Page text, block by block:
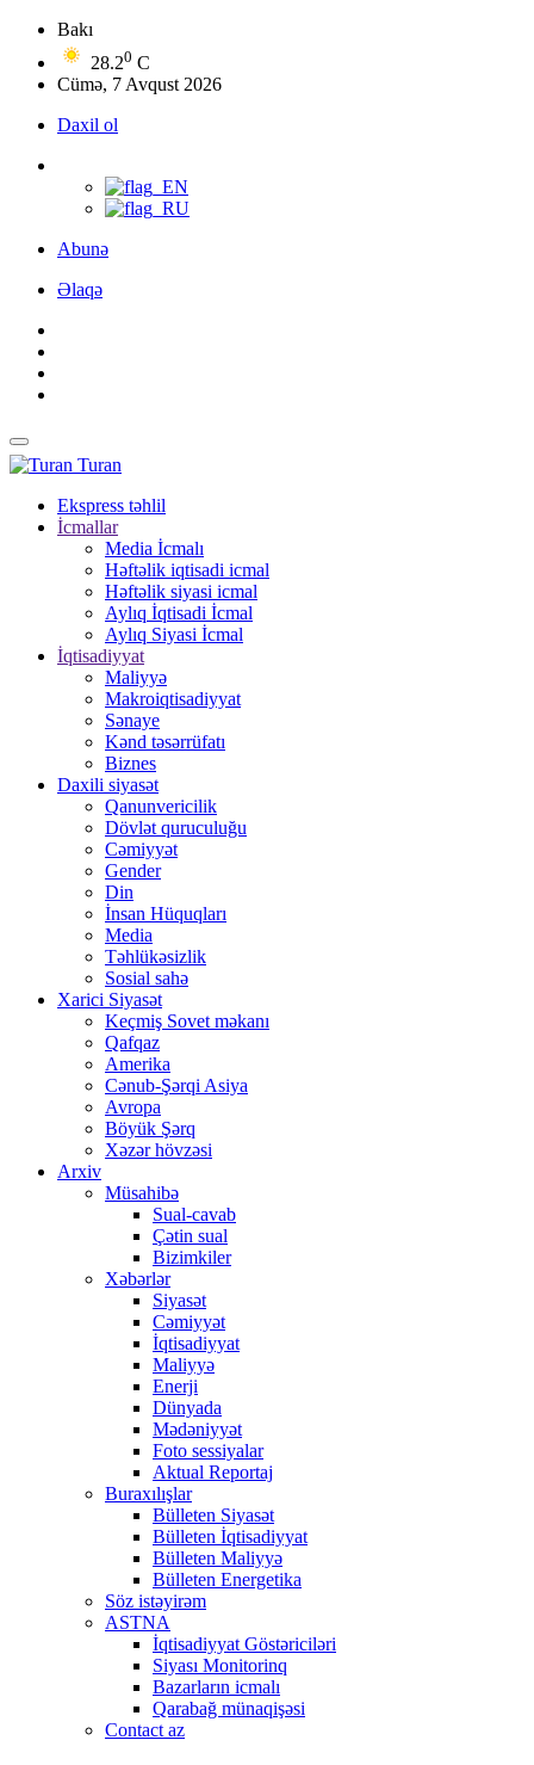
Bakı
28.20 C
Cümə, 7 Avqust 2026
Daxil ol
Abunə
Əlaqə
Turan
Ekspress təhlil
İcmallar
Media İcmalı
Həftəlik iqtisadi icmal
Həftəlik siyasi icmal
Aylıq İqtisadi İcmal
Aylıq Siyasi İcmal
İqtisadiyyat
Maliyyə
Makroiqtisadiyyat
Sənaye
Kənd təsərrüfatı
Biznes
Daxili siyasət
Qanunvericilik
Dövlət quruculuğu
Cəmiyyət
Gender
Din
İnsan Hüquqları
Media
Təhlükəsizlik
Sosial sahə
Xarici Siyasət
Keçmiş Sovet məkanı
Qafqaz
Amerika
Cənub-Şərqi Asiya
Avropa
Böyük Şərq
Xəzər hövzəsi
Arxiv
Müsahibə
Sual-cavab
Çətin sual
Bizimkiler
Xəbərlər
Siyasət
Cəmiyyət
İqtisadiyyat
Maliyyə
Enerji
Dünyada
Mədəniyyət
Foto sessiyalar
Aktual Reportaj
Buraxılışlar
Bülleten Siyasət
Bülleten İqtisadiyyat
Bülleten Maliyyə
Bülleten Energetika
Söz istəyirəm
ASTNA
İqtisadiyyat Göstəriciləri
Siyası Monitorinq
Bazarların icmalı
Qarabağ münaqişəsi
Contact az